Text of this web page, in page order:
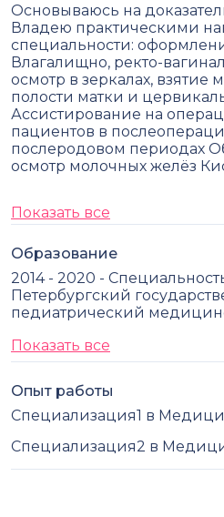
Основываюсь на
Владею практическими
специальности:
Влагалищно, ректо-
осмотр в зеркалах, взятие
полости матки и
Ассистирование на
пациентов в
послеродовом периодах
осмотр молочных желёз
Показать все
Образование
2014 - 2020 -
Петербургский
педиатрический
Показать все
Опыт работы
Специализация1 в
Специализация2 в